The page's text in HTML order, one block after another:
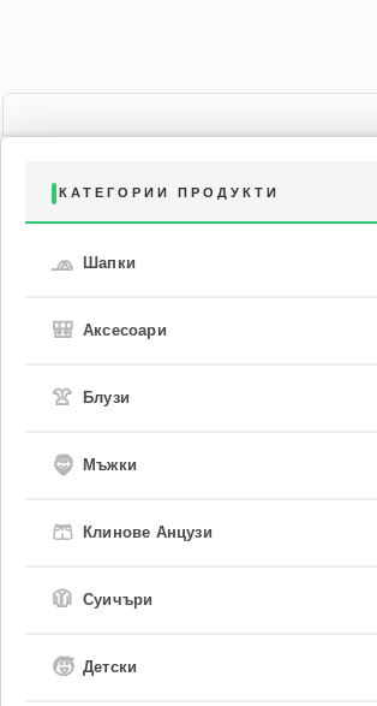
КАТЕГОРИИ ПРОДУКТИ
🧢 Шапки
🎒 Аксесоари
👚 Блузи
🧔 Мъжки
🩳 Клинове Анцузи
🧥 Суичъри
🧒 Детски